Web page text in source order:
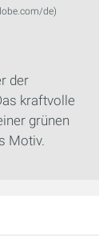
de)
der
kraftvolle
grünen
Motiv.